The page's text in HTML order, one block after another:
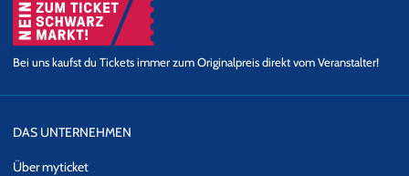
Bei uns kaufst du Tickets immer zum Originalpreis direkt vom Veranstalter!
DAS UNTERNEHMEN
Über myticket